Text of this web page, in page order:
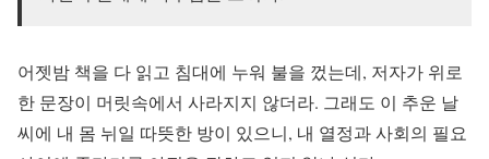
어젯밤 책을 다 읽고 침대에 누워 불을 껐는데, 저자가 위로
한 문장이 머릿속에서 사라지지 않더라. 그래도 이 추운 날
씨에 내 몸 뉘일 따뜻한 방이 있으니, 내 열정과 사회의 필요